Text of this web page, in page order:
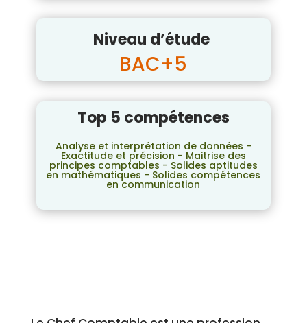
Niveau d’étude
BAC+5
Top 5 compétences
Analyse et interprétation de données -
Exactitude et précision - Maitrise des
principes comptables - Solides aptitudes
en mathématiques - Solides compétences
en communication